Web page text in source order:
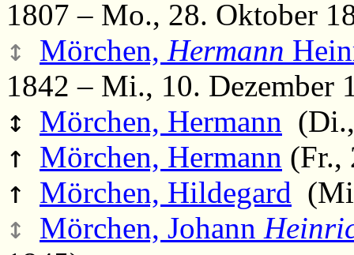
1807 – Mo., 28. Oktober
↕ Mörchen, Hermann
1842 – Mi., 10. Dezember
↕ Mörchen, Hermann
↑ Mörchen, Hermann (Fr.,
↑ Mörchen, Hildegard
↕ Mörchen, Johann